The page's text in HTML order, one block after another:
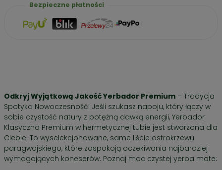
Bezpieczne płatności
Odkryj Wyjątkową Jakość Yerbador Premium – Tradycja
Spotyka Nowoczesność! Jeśli szukasz napoju, który łączy w
sobie czystość natury z potężną dawką energii, Yerbador
Klasyczna Premium w hermetycznej tubie jest stworzona dla
Ciebie. To wyselekcjonowane, same liście ostrokrzewu
paragwajskiego, które zaspokoją oczekiwania najbardziej
wymagających koneserów. Poznaj moc czystej yerba mate: